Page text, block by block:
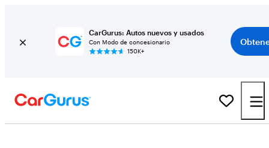
CarGurus: Autos nuevos y usados
Con Modo de concesionario
150K+